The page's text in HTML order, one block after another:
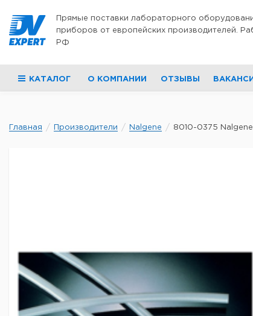
Прямые поставки лабораторного
приборов от европейских производителей.
РФ
КАТАЛОГ О КОМПАНИИ ОТЗЫВЫ
Главная Производители Nalgene 8010-0375 Nalgene